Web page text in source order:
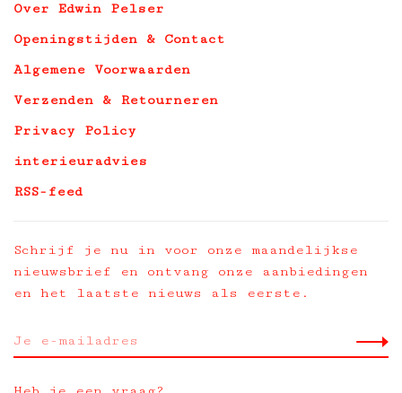
Over Edwin Pelser
Openingstijden & Contact
Algemene Voorwaarden
Verzenden & Retourneren
Privacy Policy
interieuradvies
RSS-feed
Schrijf je nu in voor onze maandelijkse
nieuwsbrief en ontvang onze aanbiedingen
en het laatste nieuws als eerste.